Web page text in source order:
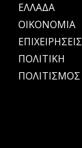
ΕΛΛΑΔΑ
OIKONOMIA
ΕΠΙΧΕΙΡΗΣΕΙΣ
ΠΟΛΙΤΙΚΗ
ΠΟΛΙΤΙΣΜΟΣ